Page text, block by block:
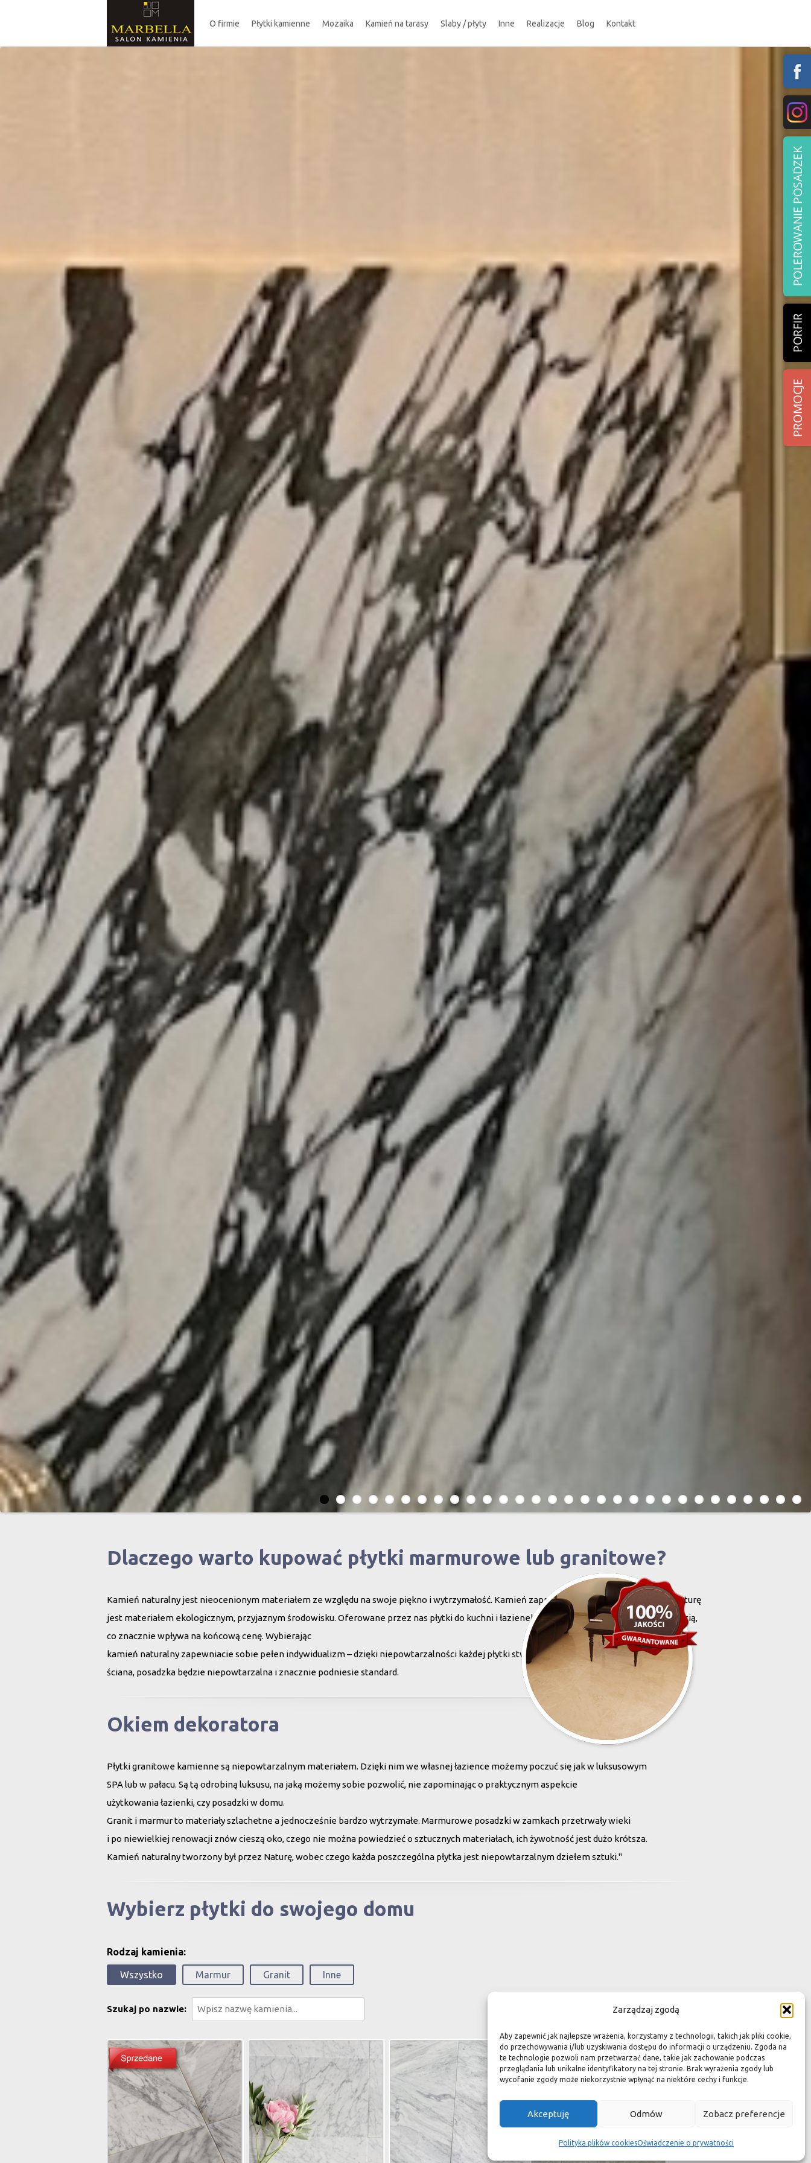
Zarządzaj zgodą
Aby zapewnić jak najlepsze wrażenia, korzystamy z technologii, takich jak pliki cookie,
do przechowywania i/lub uzyskiwania dostępu do informacji o urządzeniu. Zgoda na
te technologie pozwoli nam przetwarzać dane, takie jak zachowanie podczas
przeglądania lub unikalne identyfikatory na tej stronie. Brak wyrażenia zgody lub
wycofanie zgody może niekorzystnie wpłynąć na niektóre cechy i funkcje.
Akceptuję Odmów Zobacz preferencje
Polityka plików cookiesOświadczenie o prywatności
O firmie Płytki kamienne Mozaika Kamień na tarasy Slaby / płyty Inne Realizacje Blog Kontakt
Dlaczego warto kupować płytki marmurowe lub granitowe?
Kamień naturalny jest nieocenionym materiałem ze względu na swoje piękno i wytrzymałość. Kamień zaprojektowany i stworzony przez naturę
jest materiałem ekologicznym, przyjaznym środowisku. Oferowane przez nas płytki do kuchni i łazienek charakteryzują się niewielką grubością,
co znacznie wpływa na końcową cenę. Wybierając
kamień naturalny zapewniacie sobie pełen indywidualizm – dzięki niepowtarzalności każdej płytki stworzona przez Was przestrzeń,
ściana, posadzka będzie niepowtarzalna i znacznie podniesie standard.
Okiem dekoratora
Płytki granitowe kamienne są niepowtarzalnym materiałem. Dzięki nim we własnej łazience możemy poczuć się jak w luksusowym
SPA lub w pałacu. Są tą odrobiną luksusu, na jaką możemy sobie pozwolić, nie zapominając o praktycznym aspekcie
użytkowania łazienki, czy posadzki w domu.
Granit i marmur to materiały szlachetne a jednocześnie bardzo wytrzymałe. Marmurowe posadzki w zamkach przetrwały wieki
i po niewielkiej renowacji znów cieszą oko, czego nie można powiedzieć o sztucznych materiałach, ich żywotność jest dużo krótsza.
Kamień naturalny tworzony był przez Naturę, wobec czego każda poszczególna płytka jest niepowtarzalnym dziełem sztuki."
Wybierz płytki do swojego domu
Rodzaj kamienia:
Wszystko Marmur Granit Inne
Szukaj po nazwie:
Bianco Carrara Laser
Wymiary:30,5 x 30,5 x 1 cm
Cena:
-- zł / m2
Bianco Carrara M2
Wymiary:30,5 x 61 x 1 cm
Cena: 340 zł / m2
Bianco Carrara XLH1
Wymiary: 61 x 61 x 1,2 cm
Cena:
450 zł / m2
Cegiełki Botticino
Wymiary:15,2 x 30,5 x 1 cm
Cena:350 zł / m2